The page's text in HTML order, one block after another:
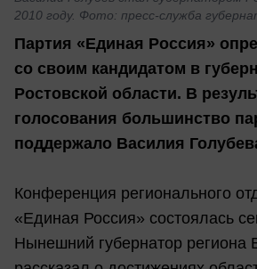
2010 году. Фото: пресс-служба
Партия «Единая Россия»
со своим кандидатом в
Ростовской области. В
голосования большинство
поддержало Василия
Конференция регионального
«Единая Россия» состоялась
Нынешний губернатор региона